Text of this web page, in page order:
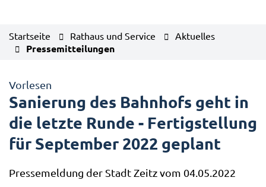
Startseite Rathaus und Service Aktuelles
Pressemitteilungen
Vorlesen
Sanierung des Bahnhofs geht in
die letzte Runde - Fertigstellung
für September 2022 geplant
Pressemeldung der Stadt Zeitz vom 04.05.2022